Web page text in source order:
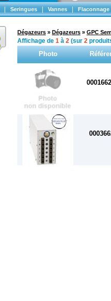
Seringues Vannes Flaconnage
Dégazeurs » Dégazeurs » GPC
Affichage de 1 à 2 (sur 2
Photo